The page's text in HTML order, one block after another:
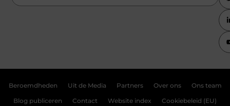
Beroemdheden Uit de Media Partners Over ons Ons team
Blog publiceren Contact Website index Cookiebeleid (EU)